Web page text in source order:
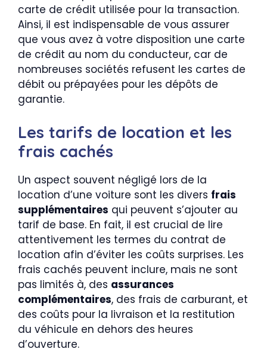
carte de crédit utilisée pour la transaction.
Ainsi, il est indispensable de vous assurer
que vous avez à votre disposition une carte
de crédit au nom du conducteur, car de
nombreuses sociétés refusent les cartes de
débit ou prépayées pour les dépôts de
garantie.
Les tarifs de location et les
frais cachés
Un aspect souvent négligé lors de la
location d’une voiture sont les divers frais
supplémentaires qui peuvent s’ajouter au
tarif de base. En fait, il est crucial de lire
attentivement les termes du contrat de
location afin d’éviter les coûts surprises. Les
frais cachés peuvent inclure, mais ne sont
pas limités à, des assurances
complémentaires, des frais de carburant, et
des coûts pour la livraison et la restitution
du véhicule en dehors des heures
d’ouverture.